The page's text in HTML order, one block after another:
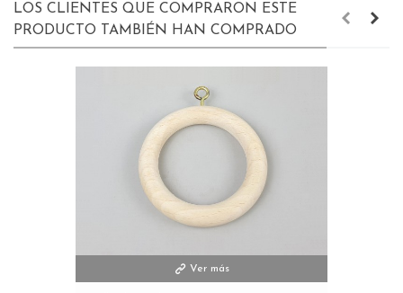
LOS CLIENTES QUE COMPRARON ESTE
PRODUCTO TAMBIÉN HAN COMPRADO
Ver más